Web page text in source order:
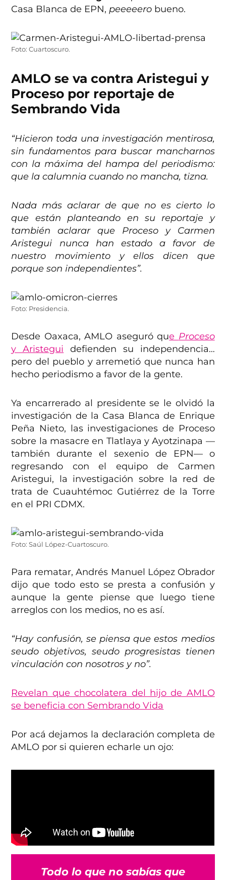
Casa Blanca de EPN, peeeeero bueno.
Foto: Cuartoscuro.
AMLO se va contra Aristegui y
Proceso por reportaje de
Sembrando Vida
“Hicieron toda una investigación mentirosa,
sin fundamentos para buscar mancharnos
con la máxima del hampa del periodismo:
que la calumnia cuando no mancha, tizna.
Nada más aclarar de que no es cierto lo
que están planteando en su reportaje y
también aclarar que Proceso y Carmen
Aristegui nunca han estado a favor de
nuestro movimiento y ellos dicen que
porque son independientes”.
Foto: Presidencia.
Desde Oaxaca, AMLO aseguró que Proceso
y Aristegui defienden su independencia…
pero del pueblo y arremetió que nunca han
hecho periodismo a favor de la gente.
Ya encarrerado al presidente se le olvidó la
investigación de la Casa Blanca de Enrique
Peña Nieto, las investigaciones de Proceso
sobre la masacre en Tlatlaya y Ayotzinapa —
también durante el sexenio de EPN— o
regresando con el equipo de Carmen
Aristegui, la investigación sobre la red de
trata de Cuauhtémoc Gutiérrez de la Torre
en el PRI CDMX.
Foto: Saúl López-Cuartoscuro.
Para rematar, Andrés Manuel López Obrador
dijo que todo esto se presta a confusión y
aunque la gente piense que luego tiene
arreglos con los medios, no es así.
“Hay confusión, se piensa que estos medios
seudo objetivos, seudo progresistas tienen
vinculación con nosotros y no”.
Revelan que chocolatera del hijo de AMLO
se beneficia con Sembrando Vida
Por acá dejamos la declaración completa de
AMLO por si quieren echarle un ojo:
Todo lo que no sabías que